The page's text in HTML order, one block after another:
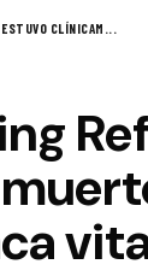
ESTUVO CLÍNICAM...